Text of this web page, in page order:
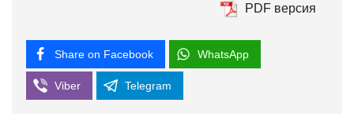
PDF версия
Share on Facebook WhatsApp
Viber Telegram